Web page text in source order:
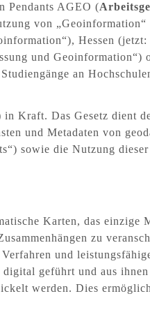
Pendants AGEO (
von „Geoinformation“
Hessen (jetzt:
und Geoinformation“)
an
Kraft. Das Gesetz dient
und Metadaten von
sowie die Nutzung
Karten, das einzige
zu
und
geführt und aus
werden. Dies